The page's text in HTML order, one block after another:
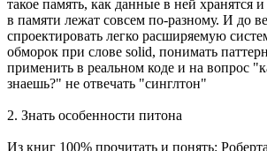
такое память, как данные в ней хранятся
в памяти лежат совсем по-разному. И до
спроектировать легко расширяемую
обморок при слове solid, понимать
применить в реальном коде и на вопрос
знаешь?" не отвечать "синглтон"
2. Знать особенности питона
Из книг 100% прочитать и понять: